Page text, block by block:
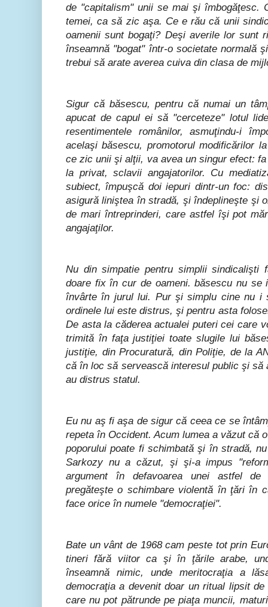
de "capitalism" unii se mai şi îmbogăţesc.
temei, ca să zic aşa. Ce e rău că unii
oamenii sunt bogaţi? Deşi averile lor sunt
înseamnă "bogat" într-o societate normală
trebui să arate averea cuiva din clasa de
Sigur că băsescu, pentru că numai un
apucat de capul ei să "cerceteze" lotul
resentimentele românilor, asmuţindu-i
acelaşi băsescu, promotorul modificărilor
ce zic unii şi alţii, va avea un singur efect:
la privat, sclavii angajatorilor. Cu
subiect, împuşcă doi iepuri dintr-un foc:
asigură liniştea în stradă, şi îndeplineşte şi
de mari întreprinderi, care astfel îşi pot
angajaţilor.
Nu din simpatie pentru simplii sindicalişti
doare fix în cur de oameni. băsescu nu se
învârte în jurul lui. Pur şi simplu cine nu i
ordinele lui este distrus, şi pentru asta
De asta la căderea actualei puteri cei care
trimită în faţa justiţiei toate slugile lui
justiţie, din Procuratură, din Poliţie, de la
că în loc să servească interesul public şi să
au distrus statul.
Eu nu aş fi aşa de sigur că ceea ce se
repeta în Occident. Acum lumea a văzut că
poporului poate fi schimbată şi în stradă,
Sarkozy nu a căzut, şi şi-a impus
argument în defavoarea unei astfel
pregăteşte o schimbare violentă în ţări în
face orice în numele "democraţiei".
Bate un vânt de 1968 cam peste tot prin
tineri fără viitor ca şi în ţările arabe,
înseamnă nimic, unde meritocraţia a
democraţia a devenit doar un ritual lipsit
care nu pot pătrunde pe piaţa muncii,